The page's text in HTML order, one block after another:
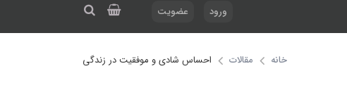
ورود عضویت
خانه مقالات احساس شادی و موفقیت در زندگی